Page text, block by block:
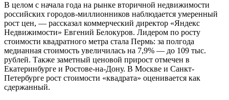
В целом с начала года на рынке вторичной недвижимости
российских городов-миллионников наблюдается умеренный
рост цен, — рассказал коммерческий директор «Яндекс
Недвижимости» Евгений Белокуров. Лидером по росту
стоимости квадратного метра стала Пермь: за полгода
медианная стоимость увеличилась на 7,9% — до 109 тыс.
рублей. Также заметный ценовой прирост отмечен в
Екатеринбурге и Ростове-на-Дону. В Москве и Санкт-
Петербурге рост стоимости «квадрата» оценивается как
сдержанный.